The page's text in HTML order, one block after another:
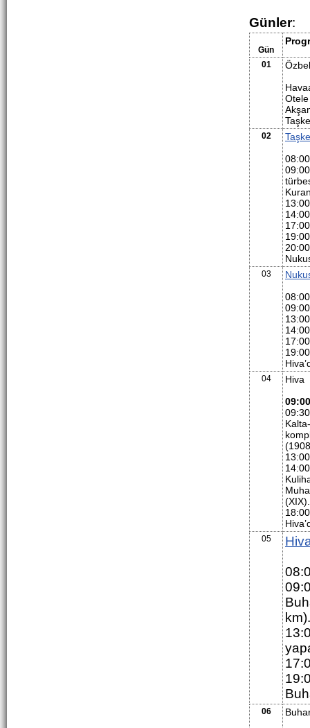
Günler:
Gün
01
02
08:00
13:00
14:00
17:00
19:00
20:00
03
08:00
09:00
14:00
17:00
19:00
04
Hiva
09:00
09:30
13:00
14:00
18:00
05
km).
06